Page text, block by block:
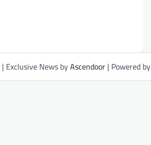
| Exclusive News byAscendoor | Powered by